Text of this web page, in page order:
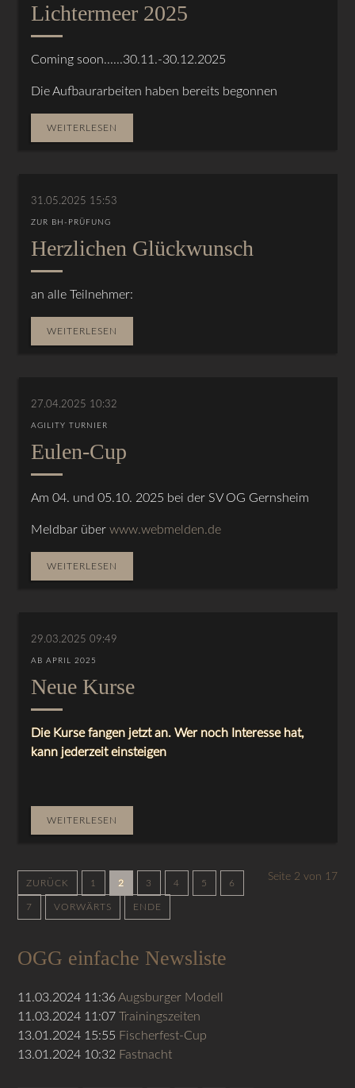
Lichtermeer 2025
Coming soon......30.11.-30.12.2025
Die Aufbaurarbeiten haben bereits begonnen
WEITERLESEN
31.05.2025 15:53
ZUR BH-PRÜFUNG
Herzlichen Glückwunsch
an alle Teilnehmer:
WEITERLESEN
27.04.2025 10:32
AGILITY TURNIER
Eulen-Cup
Am 04. und 05.10. 2025 bei der SV OG Gernsheim
Meldbar überwww.webmelden.de
WEITERLESEN
29.03.2025 09:49
AB APRIL 2025
Neue Kurse
Die Kurse fangen jetzt an. Wer noch Interesse hat,
kann jederzeit einsteigen
WEITERLESEN
Seite 2 von 17
ZURÜCK 1 2 3 4 5 6
7 VORWÄRTS ENDE
OGG einfache Newsliste
11.03.2024 11:36 Augsburger Modell
11.03.2024 11:07 Trainingszeiten
13.01.2024 15:55 Fischerfest-Cup
13.01.2024 10:32 Fastnacht